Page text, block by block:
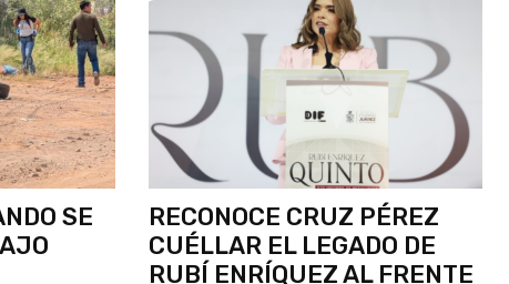
SE
RECONOCE CRUZ PÉREZ
CUÉLLAR EL LEGADO DE
RUBÍ ENRÍQUEZ AL FRENTE